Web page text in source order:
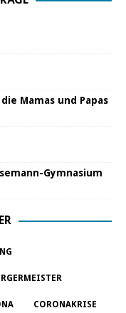
Mamas und Papas
Gymnasium
CORONAKRISE